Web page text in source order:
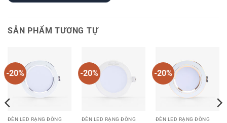
SẢN PHẨM TƯƠNG TỰ
-20%
ĐÈN LED RẠNG ĐÔNG
-20%
ĐÈN LED RẠNG ĐÔNG
-20%
ĐÈN LED RẠNG ĐÔNG